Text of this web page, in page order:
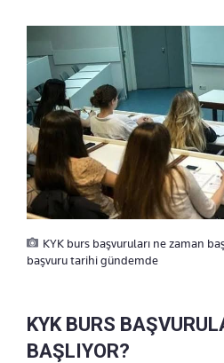
KYK burs başvuruları ne zaman
başvuru tarihi gündemde
KYK BURS
BAŞLIYOR?